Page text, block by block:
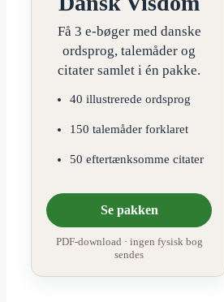
Få 3 e-bøger med danske
ordsprog, talemåder og
citater samlet i én pakke.
40 illustrerede ordsprog
150 talemåder forklaret
50 eftertænksomme citater
Se pakken
PDF-download · ingen fysisk bog
sendes